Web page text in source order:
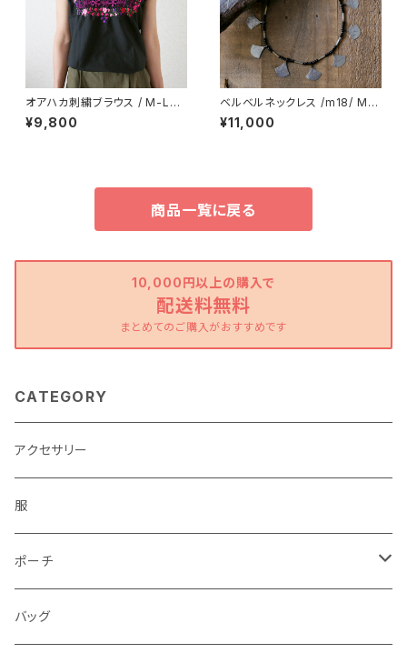
オアハカ刺繍ブラウス / M-Lsi
ze /212_h/ MEXICO メキシコ
¥9,800
ベルベルネックレス /m18/ MO
ROCCO モロッコ
¥11,000
商品一覧に戻る
10,000円以上の購入で
配送料無料
まとめてのご購入がおすすめです
CATEGORY
アクセサリー
服
ポーチ
パソコンケース
バッグ